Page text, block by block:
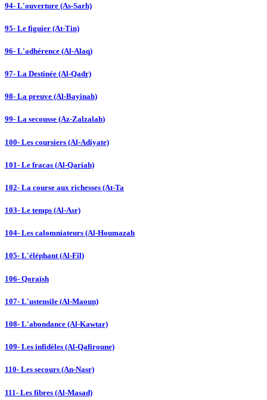
94- L'ouverture (As-Sarh)
95- Le figuier (At-Tin)
96- L'adhérence (Al-Alaq)
97- La Destinée (Al-Qadr)
98- La preuve (Al-Bayinah)
99- La secousse (Az-Zalzalah)
100- Les coursiers (Al-Adiyate)
101- Le fracas (Al-Qariah)
102- La course aux richesses (At-Ta
103- Le temps (Al-Asr)
104- Les calomniateurs (Al-Houmazah
105- L'éléphant (Al-Fîl)
106- Qoraïsh
107- L'ustensile (Al-Maoun)
108- L'abondance (Al-Kawtar)
109- Les infidèles (Al-Qafiroune)
110- Les secours (An-Nasr)
111- Les fibres (Al-Masad)